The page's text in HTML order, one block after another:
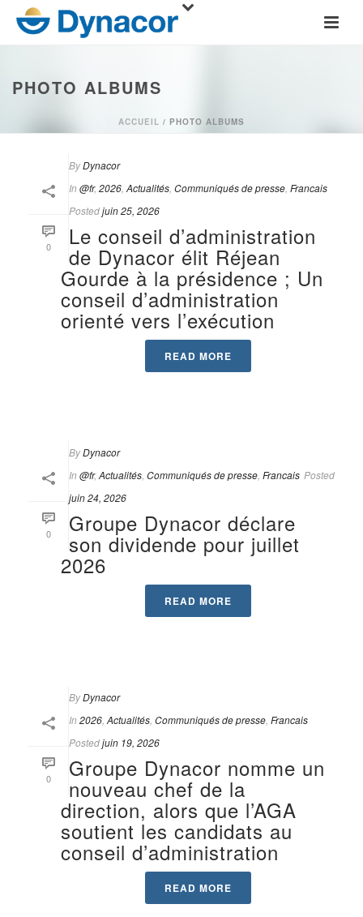
PHOTO ALBUMS
ACCUEIL / PHOTO ALBUMS
0
ByDynacor
In @fr, 2026 Actualités Communiqués de presse Francais
Postedjuin 25, 2026
Le conseil d’administration
de Dynacor élit Réjean
Gourde à la présidence ; Un
conseil d’administration
orienté vers l’exécution
READ MORE
0
ByDynacor
In @fr, Actualités Communiqués de presse Francais Posted
juin 24, 2026
Groupe Dynacor déclare
son dividende pour juillet
2026
READ MORE
0
ByDynacor
In 2026 Actualités Communiqués de presse Francais
Postedjuin 19, 2026
Groupe Dynacor nomme un
nouveau chef de la
direction, alors que l’AGA
soutient les candidats au
conseil d’administration
READ MORE